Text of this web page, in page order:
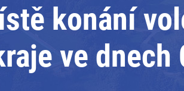
konání
ve